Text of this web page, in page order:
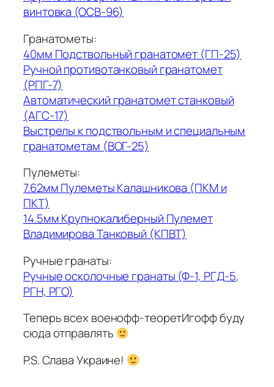
винтовка (ОСВ-96)
Гранатометы:
40мм Подствольный гранатомет (ГП-25)
Ручной противотанковый гранатомет
(РПГ-7)
Автоматический гранатомет станковый
(АГС-17)
Выстрелы к подствольным и специальным
гранатометам (ВОГ-25)
Пулеметы:
7.62мм Пулеметы Калашникова (ПКМ и
ПКТ)
14.5мм Крупнокалиберный Пулемет
Владимирова Танковый (КПВТ)
Ручные гранаты:
Ручные осколочные гранаты (Ф-1, РГД-5,
РГН, РГО)
Теперь всех военофф-теоретИгофф буду
сюда отправлять
P.S. Слава Украине!